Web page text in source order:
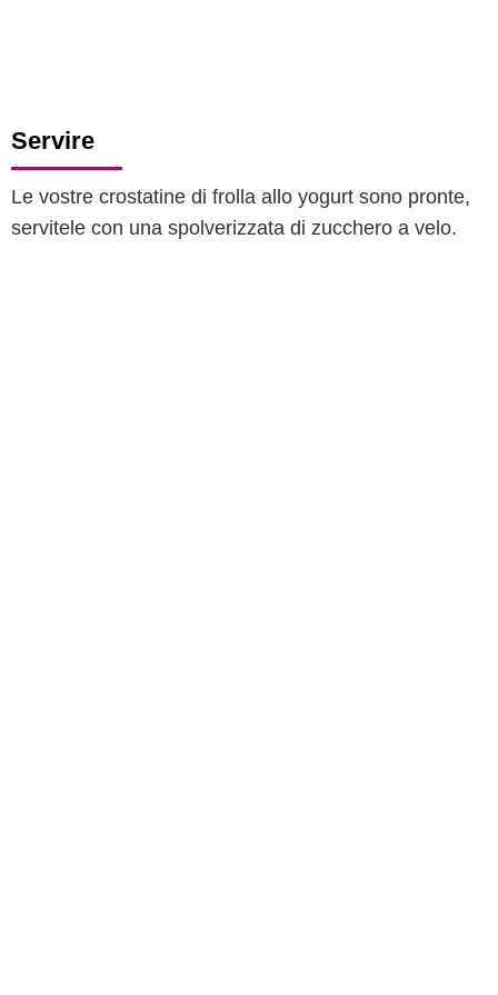
Servire
Le vostre crostatine di frolla allo yogurt sono pronte,
servitele con una spolverizzata di zucchero a velo.